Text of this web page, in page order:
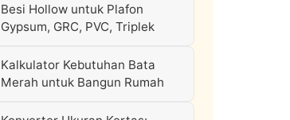
Besi Hollow untuk Plafon
Gypsum, GRC, PVC, Triplek
Kalkulator Kebutuhan Bata
Merah untuk Bangun Rumah